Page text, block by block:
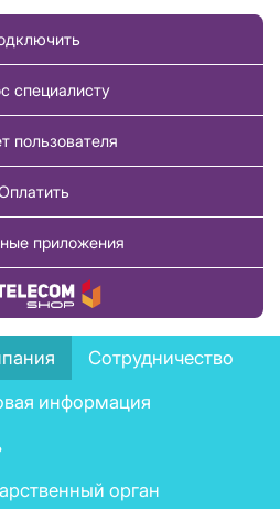
специалисту
пользователя
приложения
товар
Сотрудничество
информация
орган